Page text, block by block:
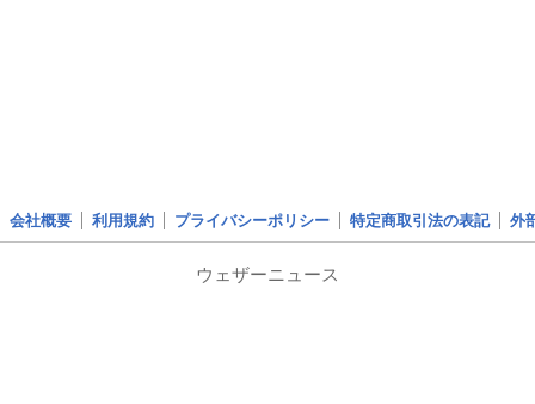
会社概要 利用規約 プライバシーポリシー 特定商取引法の表記 外
ウェザーニュース